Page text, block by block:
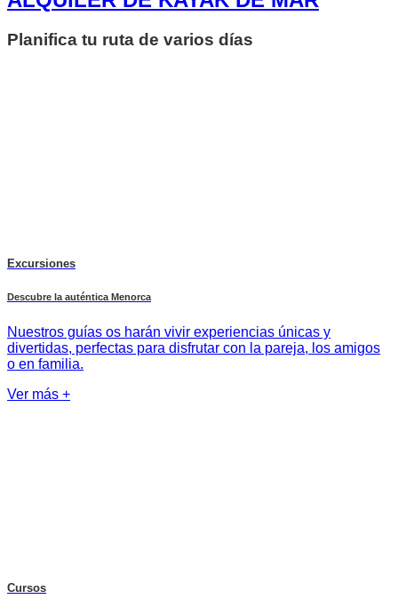
Planifica tu ruta de varios días
Excursiones
Descubre la auténtica Menorca
Nuestros guías os harán vivir experiencias únicas y
divertidas, perfectas para disfrutar con la pareja, los amigos
o en familia.
Ver más +
Cursos